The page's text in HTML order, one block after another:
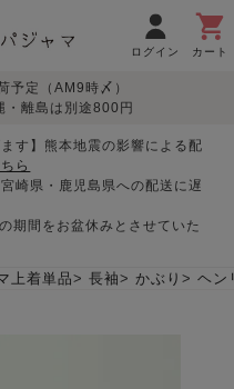
ログイン カート
ジャマ
胸が目立たない
デザインで
さがす
つくるパジャマとは
予定（AM9時〆）
離島は別途800円
す】熊本地震の影響による配
ら
崎県・鹿児島県への配送に遅
期間をお盆休みとさせていた
上着単品 長袖 かぶり ヘン